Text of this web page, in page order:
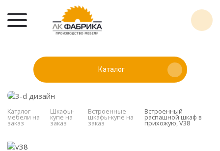
Каталог
Каталог
мебели на
заказ
Шкафы-
купе на
заказ
Встроенные
шкафы-купе на
заказ
Встроенный
распашной шкаф в
прихожую, V38